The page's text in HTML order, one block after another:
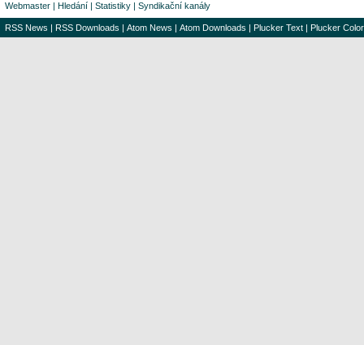
Webmaster | Hledání | Statistiky | Syndikační kanály
RSS News | RSS Downloads | Atom News | Atom Downloads | Plucker Text | Plucker Color